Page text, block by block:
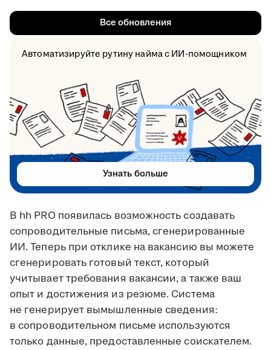
В hh PRO появилась возможность создавать
сопроводительные письма, сгенерированные
ИИ. Теперь при отклике на вакансию вы можете
сгенерировать готовый текст, который
учитывает требования вакансии, а также ваш
опыт и достижения из резюме. Система
не генерирует вымышленные сведения:
в сопроводительном письме используются
только данные, предоставленные соискателем.
Все обновления
Автоматизируйте рутину найма с ИИ-помощником
Узнать больше